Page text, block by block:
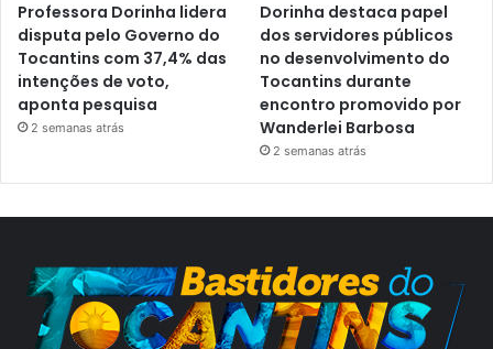
Professora Dorinha lidera
disputa pelo Governo do
Tocantins com 37,4% das
intenções de voto,
aponta pesquisa
2 semanas atrás
Dorinha destaca papel
dos servidores públicos
no desenvolvimento do
Tocantins durante
encontro promovido por
Wanderlei Barbosa
2 semanas atrás